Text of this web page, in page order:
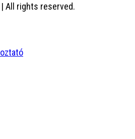
| All rights reserved.